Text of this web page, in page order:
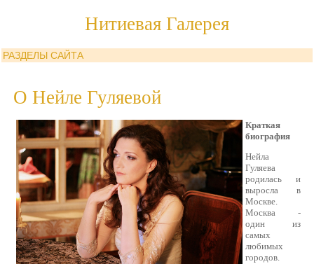
Нитиевая Галерея
РАЗДЕЛЫ САЙТА
О Нейле Гуляевой
Краткая
биография
Нейла
Гуляева
родилась и
выросла в
Москве.
Москва -
один из
самых
любимых
городов.